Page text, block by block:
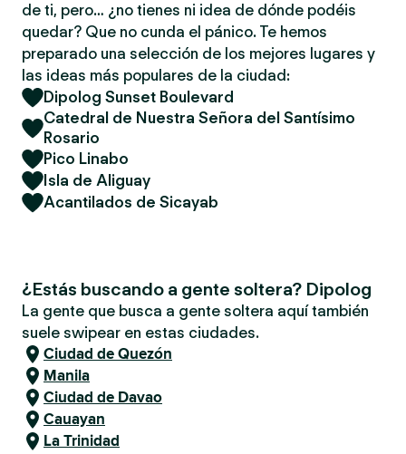
de ti, pero… ¿no tienes ni idea de dónde podéis
quedar? Que no cunda el pánico. Te hemos
preparado una selección de los mejores lugares y
las ideas más populares de la ciudad:
Dipolog Sunset Boulevard
Catedral de Nuestra Señora del Santísimo
Rosario
Pico Linabo
Isla de Aliguay
Acantilados de Sicayab
¿Estás buscando a gente soltera? Dipolog
La gente que busca a gente soltera aquí también
suele swipear en estas ciudades.
Ciudad de Quezón
Manila
Ciudad de Davao
Cauayan
La Trinidad